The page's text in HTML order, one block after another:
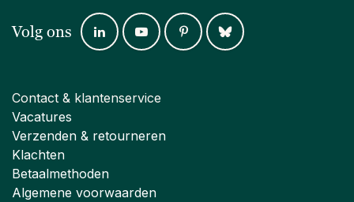
Volg ons
Contact & klantenservice
Vacatures
Verzenden & retourneren
Klachten
Betaalmethoden
Algemene voorwaarden